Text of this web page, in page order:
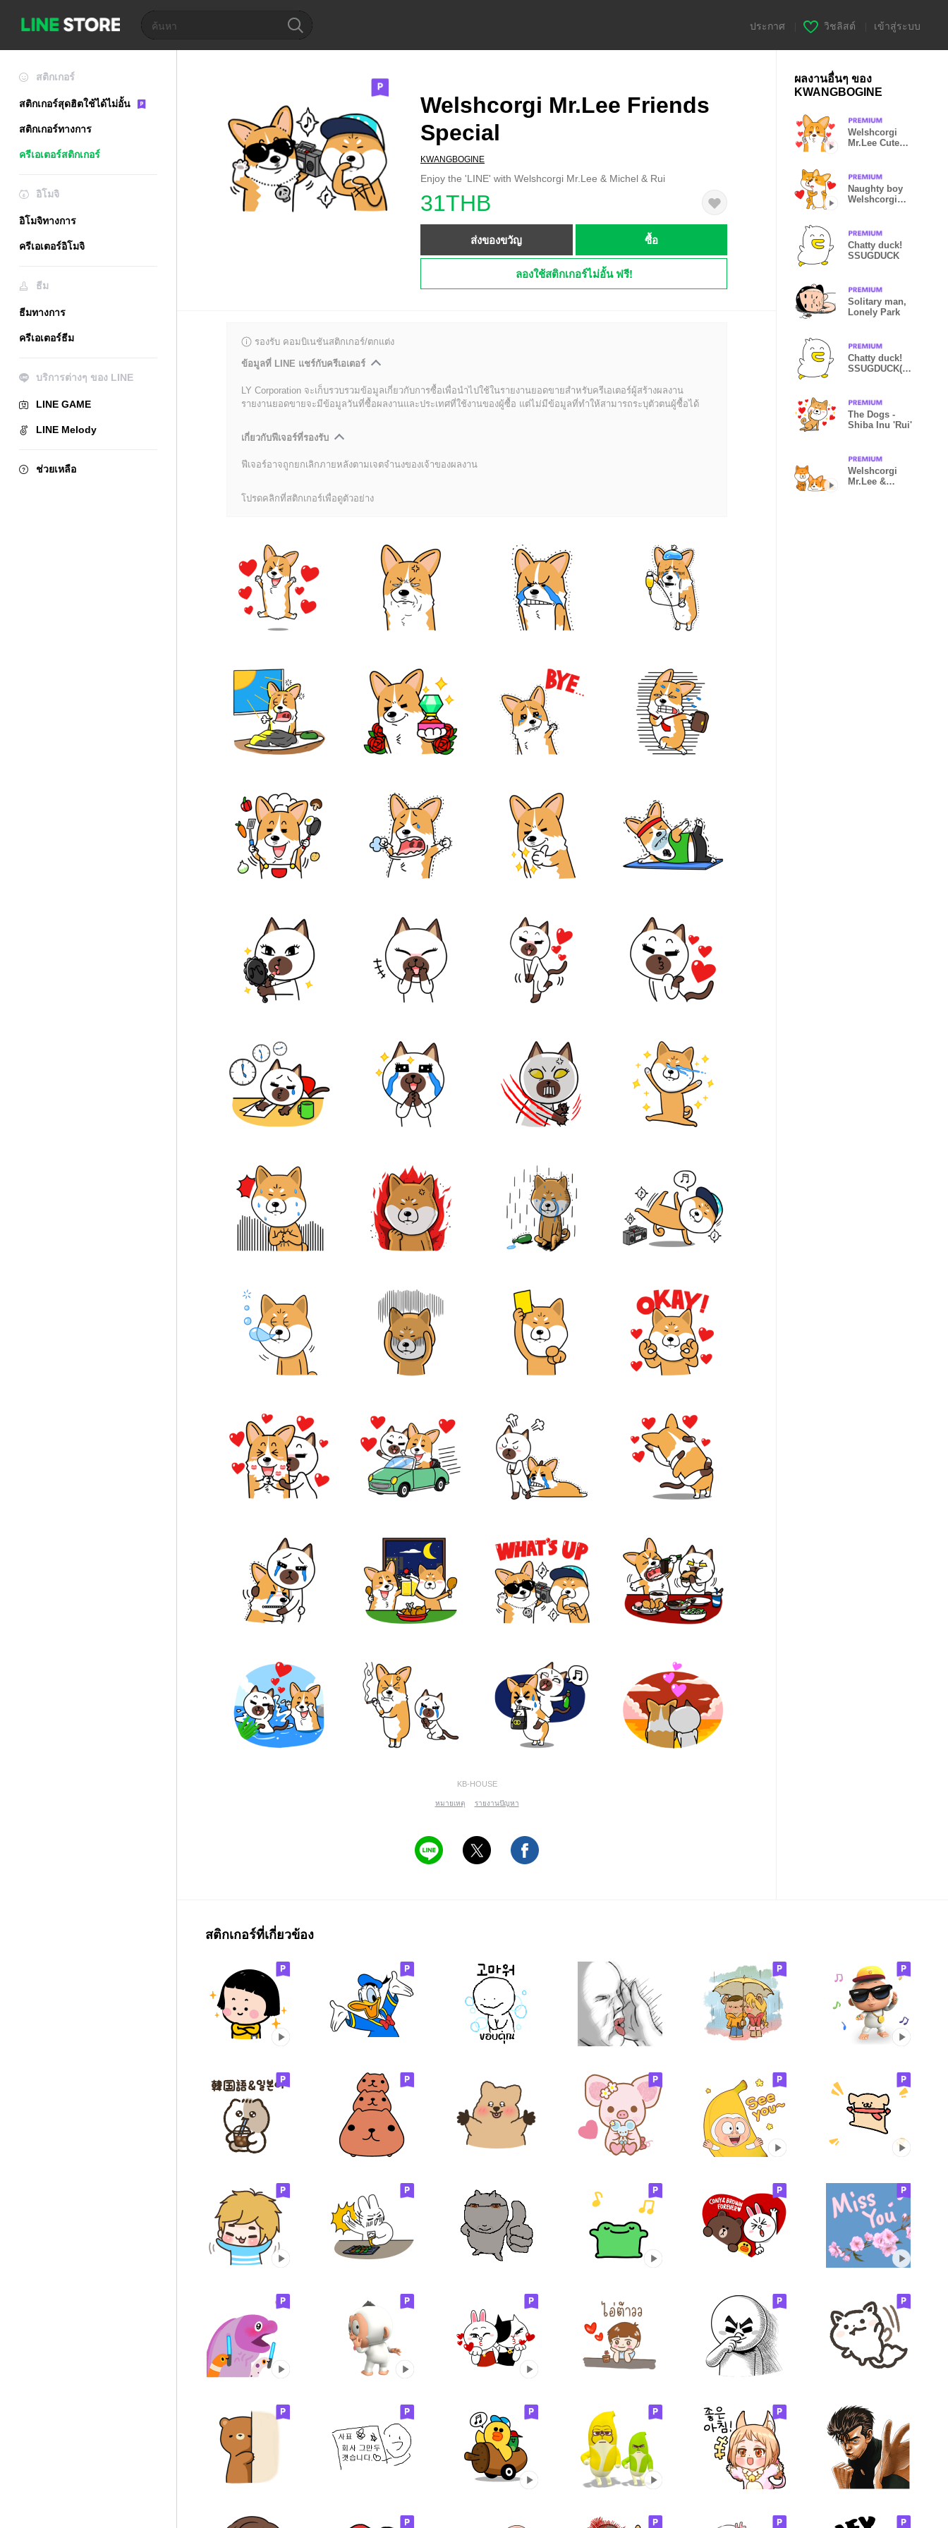
ประกาศ วิชลิสต์ เข้าสู่ระบบ
สติกเกอร์
สติกเกอร์สุดฮิตใช้ได้ไม่อั้น
สติกเกอร์ทางการ
ครีเอเตอร์สติกเกอร์
อิโมจิ
อิโมจิทางการ
ครีเอเตอร์อิโมจิ
ธีม
ธีมทางการ
ครีเอเตอร์ธีม
บริการต่างๆ ของ LINE
LINE GAME
LINE Melody
ช่วยเหลือ
Welshcorgi Mr.Lee Friends
Special
KWANGBOGINE
Enjoy the 'LINE' with Welshcorgi Mr.Lee & Michel & Rui
31THB
ส่งของขวัญ ซื้อ
ลองใช้สติกเกอร์ไม่อั้น ฟรี!
รองรับ คอมบิเนชันสติกเกอร์/ตกแต่ง
ข้อมูลที่ LINE แชร์กับครีเอเตอร์
LY Corporation จะเก็บรวบรวมข้อมูลเกี่ยวกับการซื้อเพื่อนำไปใช้ในรายงานยอดขายสำหรับครีเอเตอร์ผู้สร้างผลงาน
รายงานยอดขายจะมีข้อมูลวันที่ซื้อผลงานและประเทศที่ใช้งานของผู้ซื้อ แต่ไม่มีข้อมูลที่ทำให้สามารถระบุตัวตนผู้ซื้อได้
เกี่ยวกับฟีเจอร์ที่รองรับ
ฟีเจอร์อาจถูกยกเลิกภายหลังตามเจตจำนงของเจ้าของผลงาน
โปรดคลิกที่สติกเกอร์เพื่อดูตัวอย่าง
KB-HOUSE
หมายเหตุ รายงานปัญหา
ผลงานอื่นๆ ของ
KWANGBOGINE
Welshcorgi
Mr.Lee Cute
Naughty boy
Welshcorgi
Chatty duck!
SSUGDUCK
Solitary man,
Lonely Park
Chatty duck!
SSUGDUCK(K
The Dogs -
Shiba Inu 'Rui'
Welshcorgi
Mr.Lee &
สติกเกอร์ที่เกี่ยวข้อง